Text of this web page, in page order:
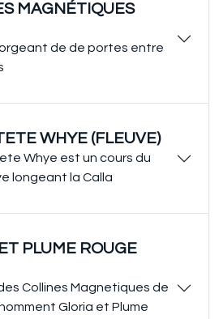
MAGNÉTIQUES
de de portes entre
WHYE (FLEUVE)
Whye est un cours du
longeant la Calla
PLUME ROUGE
Collines Magnetiques de
Gloria et Plume